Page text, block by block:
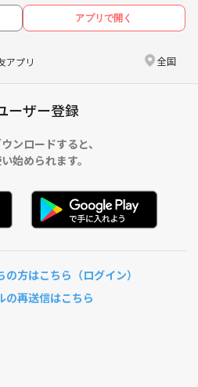
アプリで開く
アプリ 全国
ーザー登録
ンロードすると、
始められます。
方はこちら（ログイン）
の再送信はこちら